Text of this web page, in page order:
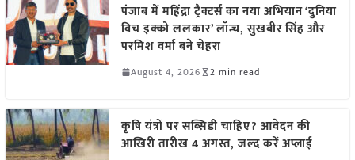
पंजाब में महिंद्रा ट्रैक्टर्स का नया अभियान ‘दुनिया
विच इक्को ललकार’ लॉन्च, सुखबीर सिंह और
परमिश वर्मा बने चेहरा
August 4, 2026 2 min read
कृषि यंत्रों पर सब्सिडी चाहिए? आवेदन की
आखिरी तारीख 4 अगस्त, जल्द करें अप्लाई